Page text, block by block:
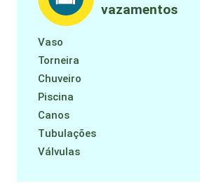
vazamentos
Vaso
Torneira
Chuveiro
Piscina
Canos
Tubulações
Válvulas